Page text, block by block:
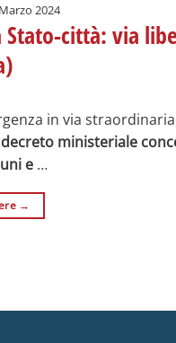
2024
Stato-città: via
in via
decreto ministeriale
e …
→